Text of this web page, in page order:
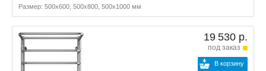
Размер: 500x600, 500x800, 500x1000 мм
19 530 р.
под заказ
В корзину